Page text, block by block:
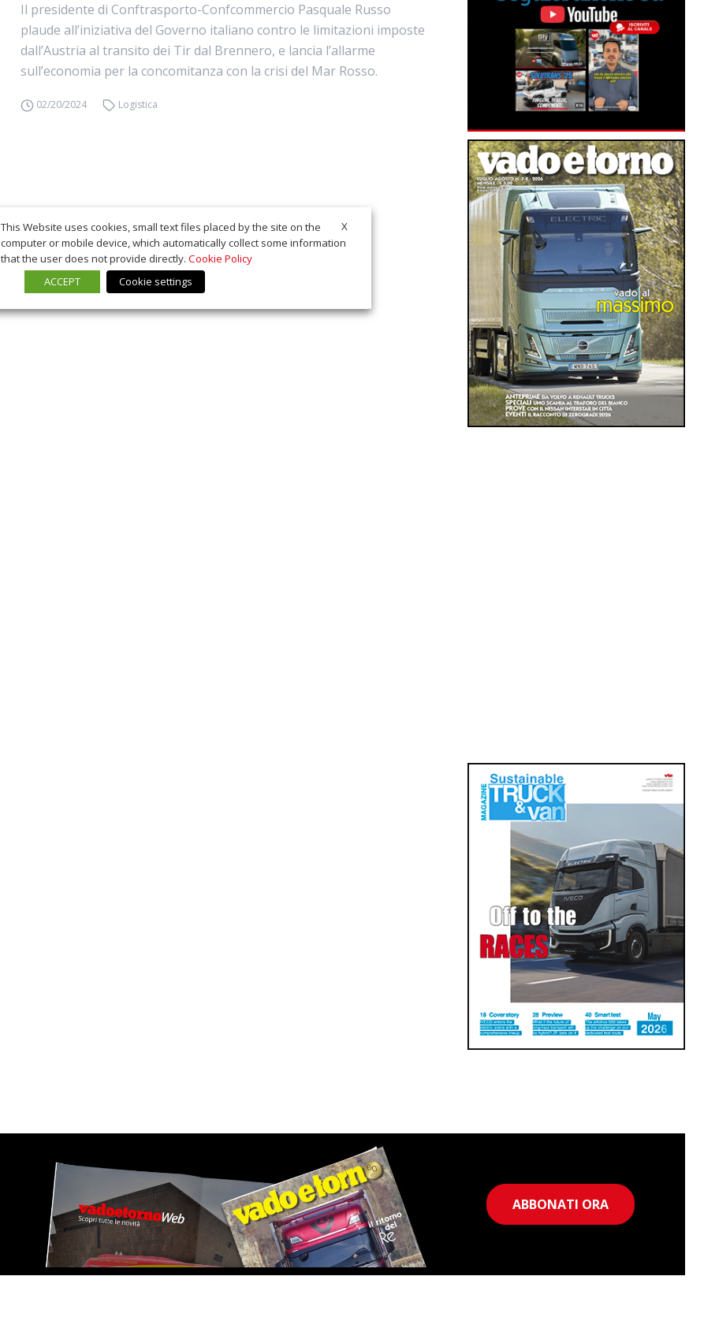
Il presidente di Conftrasporto-Confcommercio Pasquale Russo
plaude all’iniziativa del Governo italiano contro le limitazioni imposte
dall’Austria al transito dei Tir dal Brennero, e lancia l’allarme
sull’economia per la concomitanza con la crisi del Mar Rosso.
02/20/2024 Logistica
ABBONATI ORA
X
This Website uses cookies, small text files placed by the site on the
computer or mobile device, which automatically collect some information
that the user does not provide directly. Cookie Policy
ACCEPT
Cookie settings